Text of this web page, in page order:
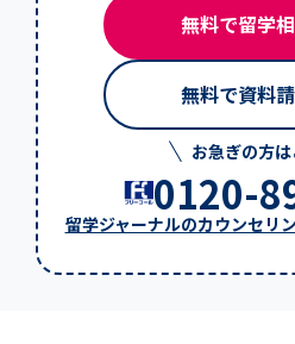
無料で留学
無料で資料
お急ぎの方
0120-
留学ジャーナルのカウンセリ